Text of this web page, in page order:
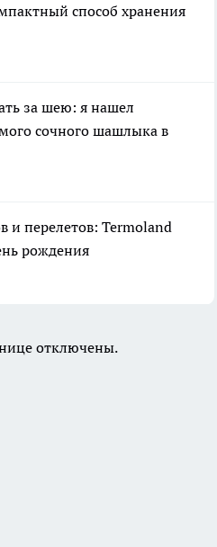
способ хранения
за шею: я нашел
сочного шашлыка в
и перелетов: Termoland
рождения
отключены.